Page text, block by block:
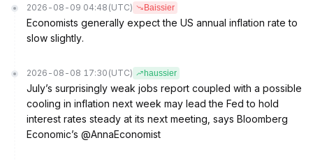
2026-08-09 04:48 (UTC) Baissier
Economists generally expect the US annual inflation rate to
slow slightly.
2026-08-08 17:30 (UTC) haussier
July’s surprisingly weak jobs report coupled with a possible
cooling in inflation next week may lead the Fed to hold
interest rates steady at its next meeting, says Bloomberg
Economic’s @AnnaEconomist